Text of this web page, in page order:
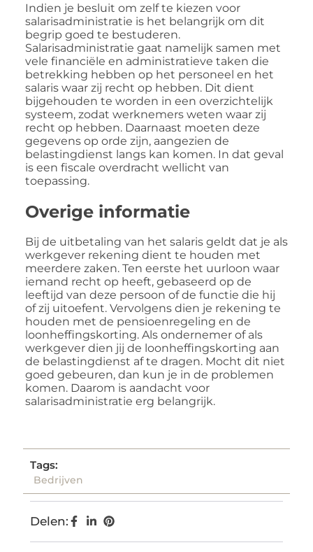
Indien je besluit om zelf te kiezen voor
salarisadministratie is het belangrijk om dit
begrip goed te bestuderen.
Salarisadministratie gaat namelijk samen met
vele financiële en administratieve taken die
betrekking hebben op het personeel en het
salaris waar zij recht op hebben. Dit dient
bijgehouden te worden in een overzichtelijk
systeem, zodat werknemers weten waar zij
recht op hebben. Daarnaast moeten deze
gegevens op orde zijn, aangezien de
belastingdienst langs kan komen. In dat geval
is een fiscale overdracht wellicht van
toepassing.
Overige informatie
Bij de uitbetaling van het salaris geldt dat je als
werkgever rekening dient te houden met
meerdere zaken. Ten eerste het uurloon waar
iemand recht op heeft, gebaseerd op de
leeftijd van deze persoon of de functie die hij
of zij uitoefent. Vervolgens dien je rekening te
houden met de pensioenregeling en de
loonheffingskorting. Als ondernemer of als
werkgever dien jij de loonheffingskorting aan
de belastingdienst af te dragen. Mocht dit niet
goed gebeuren, dan kun je in de problemen
komen. Daarom is aandacht voor
salarisadministratie erg belangrijk.
Tags:
Bedrijven
Delen: